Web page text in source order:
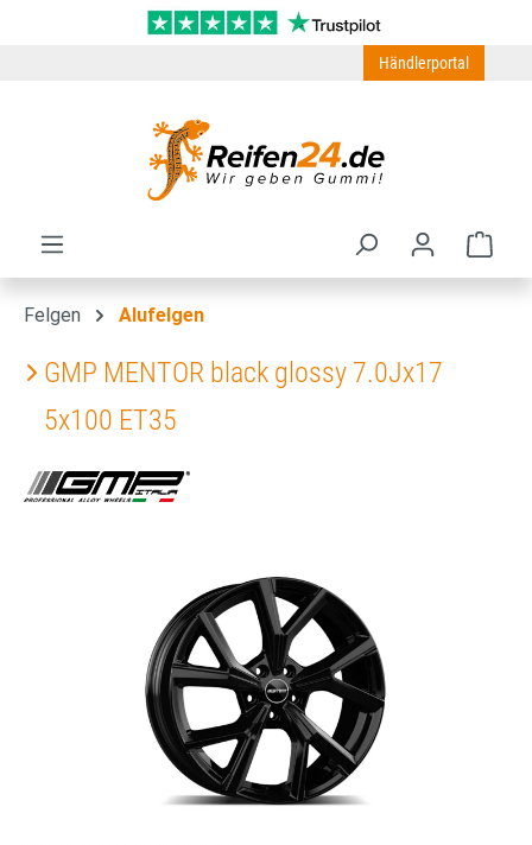
Zum Hauptinhalt springen
Händlerportal
Felgen Alufelgen
GMP MENTOR black glossy 7.0Jx17
5x100 ET35